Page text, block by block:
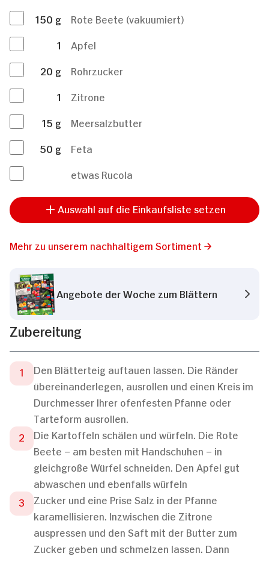
150 g
Rote Beete (vakuumiert)
1
Apfel
20 g
Rohrzucker
1
Zitrone
15 g
Meersalzbutter
50 g
Feta
etwas Rucola
Auswahl auf die Einkaufsliste setzen
Mehr zu unserem nachhaltigem Sortiment
Angebote der Woche zum Blättern
Zubereitung
Den Blätterteig auftauen lassen. Die Ränder
übereinanderlegen, ausrollen und einen Kreis im
Durchmesser Ihrer ofenfesten Pfanne oder
Tarteform ausrollen.
Die Kartoffeln schälen und würfeln. Die Rote
Beete – am besten mit Handschuhen – in
gleichgroße Würfel schneiden. Den Apfel gut
abwaschen und ebenfalls würfeln
Zucker und eine Prise Salz in der Pfanne
karamellisieren. Inzwischen die Zitrone
auspressen und den Saft mit der Butter zum
Zucker geben und schmelzen lassen. Dann